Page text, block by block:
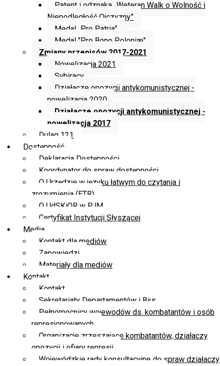
Patent i odznaka „Weteran Walk o Wolność i
Niepodległość Ojczyzny”
Medal „Pro Patria”
Medal "Pro Bono Poloniæ"
Zmiany przepisów 2017-2021
Nowelizacja 2021
Sybiracy
Działacze opozycji antykomunistycznej -
nowelizacja 2020
Działacze opozycji antykomunistycznej -
nowelizacja 2017
Dulag 121
Dostępność
Deklaracja Dostępności
Koordynator do spraw dostępności
O Urzędzie w języku łatwym do czytania i
zrozumienia (ETR)
O UdSKiOR w PJM
Certyfikat Instytucji Słyszącej
Media
Kontakt dla mediów
Zapowiedzi
Materiały dla mediów
Kontakt
Kontakt
Sekretariaty Departamentów i Biur
Pełnomocnicy wojewodów ds. kombatantów i osób
represjonowanych
Organizacje zrzeszające kombatantów, działaczy
opozycji i ofiary represji
Wojewódzkie rady konsultacyjne do spraw działaczy